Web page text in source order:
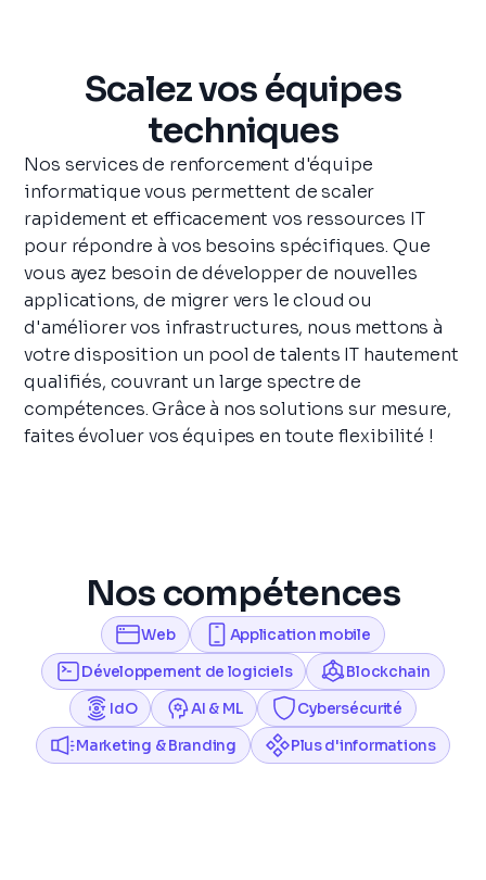
Scalez vos équipes
techniques
Nos services de renforcement d'équipe
informatique vous permettent de scaler
rapidement et efficacement vos ressources IT
pour répondre à vos besoins spécifiques. Que
vous ayez besoin de développer de nouvelles
applications, de migrer vers le cloud ou
d'améliorer vos infrastructures, nous mettons à
votre disposition un pool de talents IT hautement
qualifiés, couvrant un large spectre de
compétences. Grâce à nos solutions sur mesure,
faites évoluer vos équipes en toute flexibilité !
Nos compétences
Web
Application mobile
Développement de logiciels
Blockchain
IdO
AI & ML
Cybersécurité
Marketing & Branding
Plus d'informations